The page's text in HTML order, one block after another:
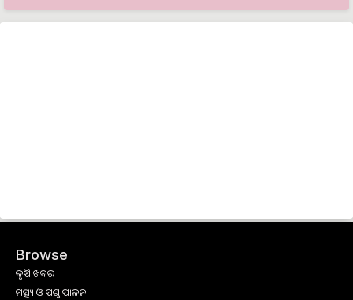
Browse
କୃଷି ଖବର
ମତ୍ସ୍ୟ ଓ ପଶୁ ପାଳନ